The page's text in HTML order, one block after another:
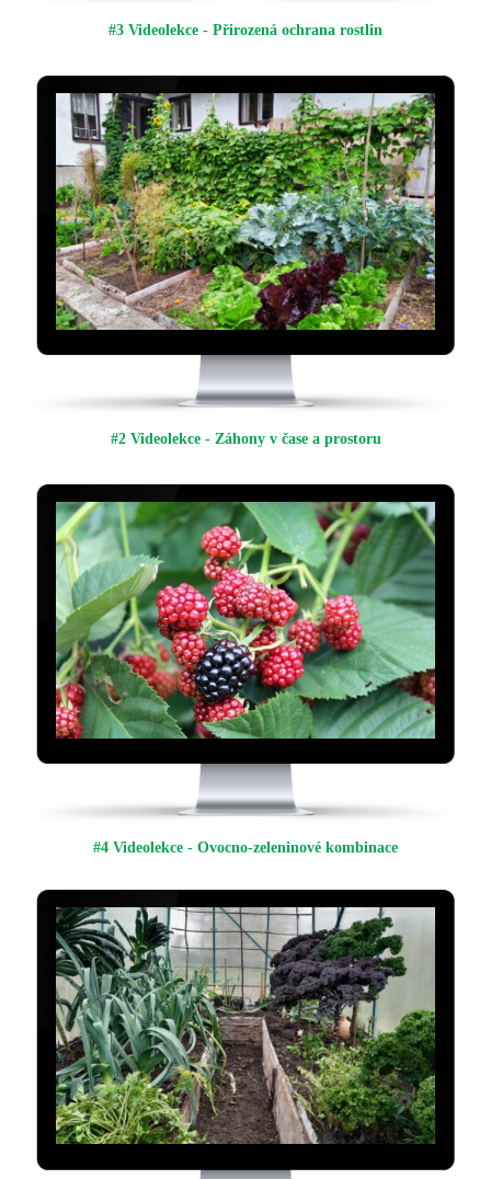
#3 Videolekce - Přirozená ochrana rostlin
#2 Videolekce - Záhony v čase a prostoru
#4 Videolekce - Ovocno-zeleninové kombinace